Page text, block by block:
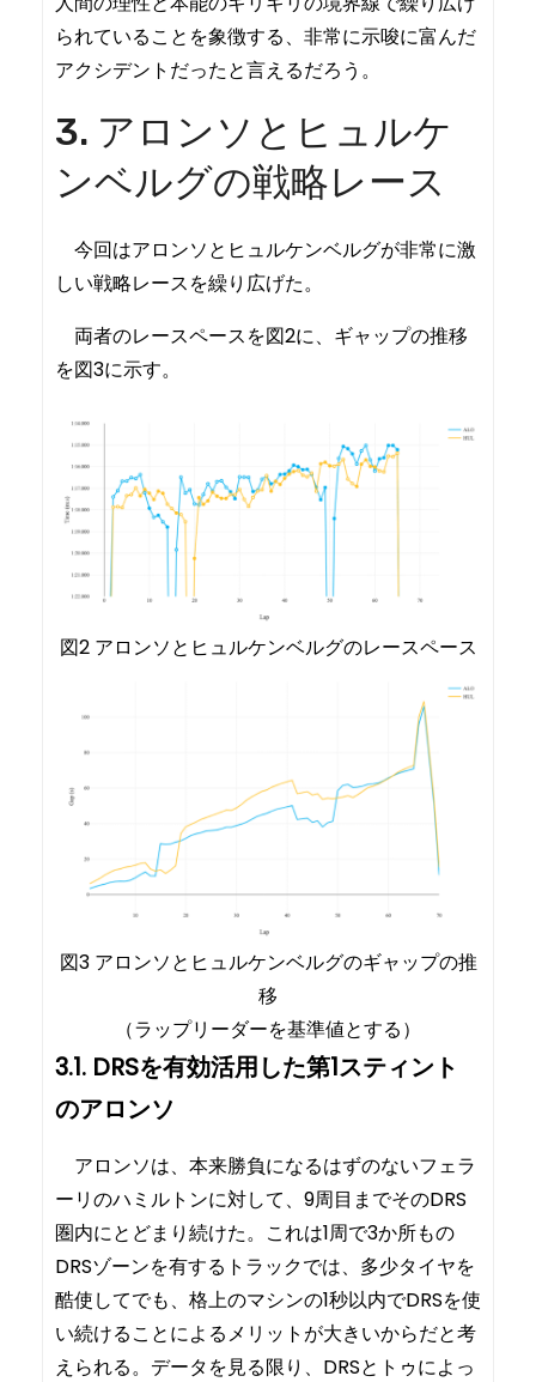
られていることを象徴する、非常に示唆に富んだ
アクシデントだったと言えるだろう。
3. アロンソとヒュルケ
ンベルグの戦略レース
今回はアロンソとヒュルケンベルグが非常に激
しい戦略レースを繰り広げた。
両者のレースペースを図2に、ギャップの推移
を図3に示す。
図2 アロンソとヒュルケンベルグのレースペース
図3 アロンソとヒュルケンベルグのギャップの推
移
（ラップリーダーを基準値とする）
3.1. DRSを有効活用した第1スティント
のアロンソ
アロンソは、本来勝負になるはずのないフェラ
ーリのハミルトンに対して、9周目までそのDRS
圏内にとどまり続けた。これは1周で3か所もの
DRSゾーンを有するトラックでは、多少タイヤを
酷使してでも、格上のマシンの1秒以内でDRSを使
い続けることによるメリットが大きいからだと考
えられる。データを見る限り、DRSとトゥによっ